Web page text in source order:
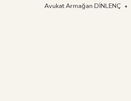
Avukat Armağan DİNLENÇ